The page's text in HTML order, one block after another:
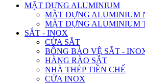
MẶT DỰNG ALUMINIUM
MẶT DỰNG ALUMINIUM
MẶT DỰNG ALUMINIUM
SẮT - INOX
CỬA SẮT
BÔNG BẢO VỆ SẮT -
HÀNG RÀO SẮT
NHÀ THÉP TIỀN CHẾ
CỬA INOX